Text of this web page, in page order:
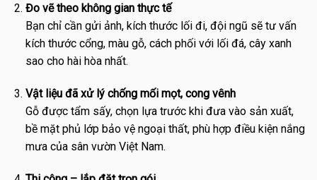
Đo vẽ theo không gian thực tế
Bạn chỉ cần gửi ảnh, kích thước lối đi, đội ngũ sẽ tư vấn
kích thước cổng, màu gỗ, cách phối với lối đá, cây xanh
sao cho hài hòa nhất.
Vật liệu đã xử lý chống mối mọt, cong vênh
Gỗ được tẩm sấy, chọn lựa trước khi đưa vào sản xuất,
bề mặt phủ lớp bảo vệ ngoại thất, phù hợp điều kiện nắng
mưa của sân vườn Việt Nam.